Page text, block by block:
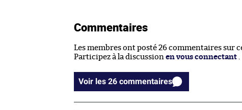
Commentaires
Les membres ont posté 26 commentaires sur
Participez à la discussion en vous connectant
Voir les 26 commentaires